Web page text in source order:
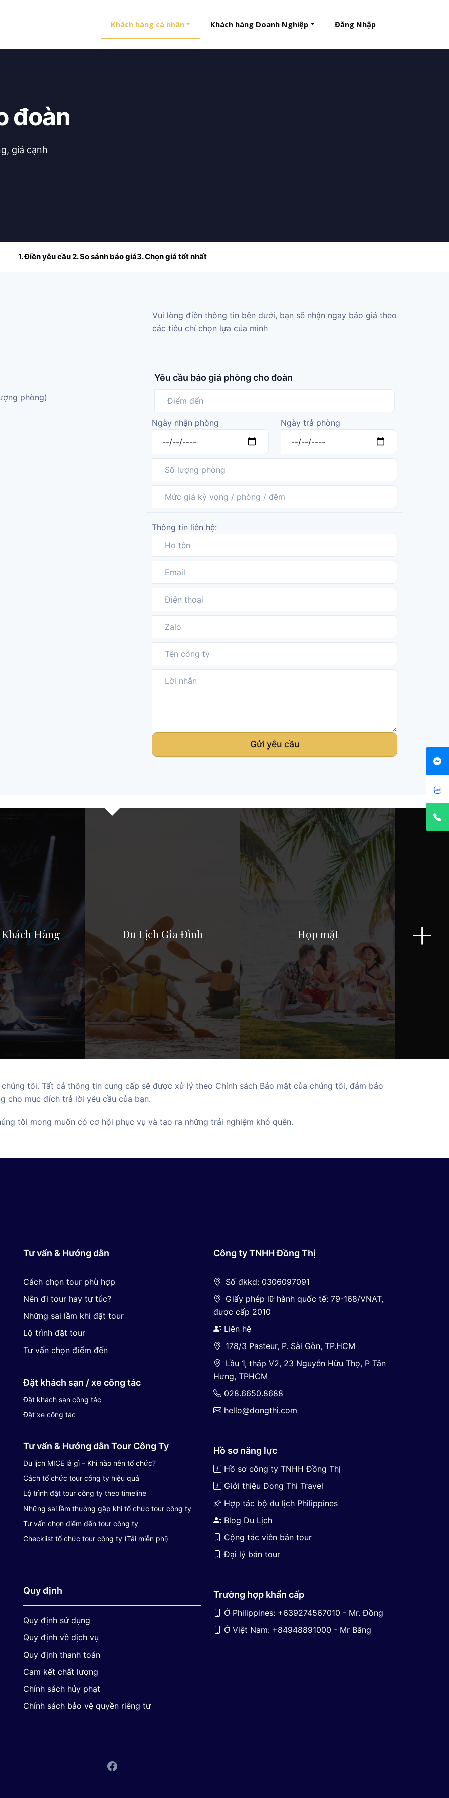
Khách hàng cá nhân Khách hàng Doanh Nghiệp Đăng Nhập
đoàn
giá cạnh
1. Điền yêu cầu2. So sánh báo giá3. Chọn giá tốt nhất
phòng)
Vui lòng điền thông tin bên dưới, bạn sẽ nhận ngay báo giá theo
các tiêu chí chọn lựa của mình
Yêu cầu báo giá phòng cho đoàn
Ngày nhận phòng Ngày trả phòng
Thông tin liên hệ:
Gửi yêu cầu
Hàng
hợp ngân sách
Du Lịch Gia Đình
Vừa có giá tốt, vừa có vị trí tốt để
ăn uống và nghỉ ngơi
Họp mặt
Giá rẻ, lại nhiều lựa chọn phù hợp
+
tôi. Tất cả thông tin cung cấp sẽ được xử lý theo Chính sách Bảo mật của chúng tôi, đảm bảo
cho mục đích trả lời yêu cầu của bạn.
tôi mong muốn có cơ hội phục vụ và tạo ra những trải nghiệm khó quên.
Tư vấn & Hướng dẫn
Cách chọn tour phù hợp
Nên đi tour hay tự túc?
Những sai lầm khi đặt tour
Lộ trình đặt tour
Tư vấn chọn điểm đến
Đặt khách sạn / xe công tác
Đặt khách sạn công tác
Đặt xe công tác
Tư vấn & Hướng dẫn Tour Công Ty
Du lịch MICE là gì – Khi nào nên tổ chức?
Cách tổ chức tour công ty hiệu quả
Lộ trình đặt tour công ty theo timeline
Những sai lầm thường gặp khi tổ chức tour công ty
Tư vấn chọn điểm đến tour công ty
Checklist tổ chức tour công ty (Tải miễn phí)
Quy định
Quy định sử dụng
Quy định về dịch vụ
Quy định thanh toán
Cam kết chất lượng
Chính sách hủy phạt
Chính sách bảo vệ quyền riêng tư
Công ty TNHH Đồng Thị
Số đkkd: 0306097091
Giấy phép lữ hành quốc tế: 79-168/VNAT,
được cấp 2010
Liên hệ
178/3 Pasteur, P. Sài Gòn, TP.HCM
Lầu 1, tháp V2, 23 Nguyễn Hữu Thọ, P Tân
Hưng, TPHCM
028.6650.8688
hello@dongthi.com
Hồ sơ năng lực
Hồ sơ công ty TNHH Đồng Thị
Giới thiệu Dong Thi Travel
Hợp tác bộ du lịch Philippines
Blog Du Lịch
Cộng tác viên bán tour
Đại lý bán tour
Trường hợp khẩn cấp
Ở Philippines: +639274567010 - Mr. Đồng
Ở Việt Nam: +84948891000 - Mr Băng